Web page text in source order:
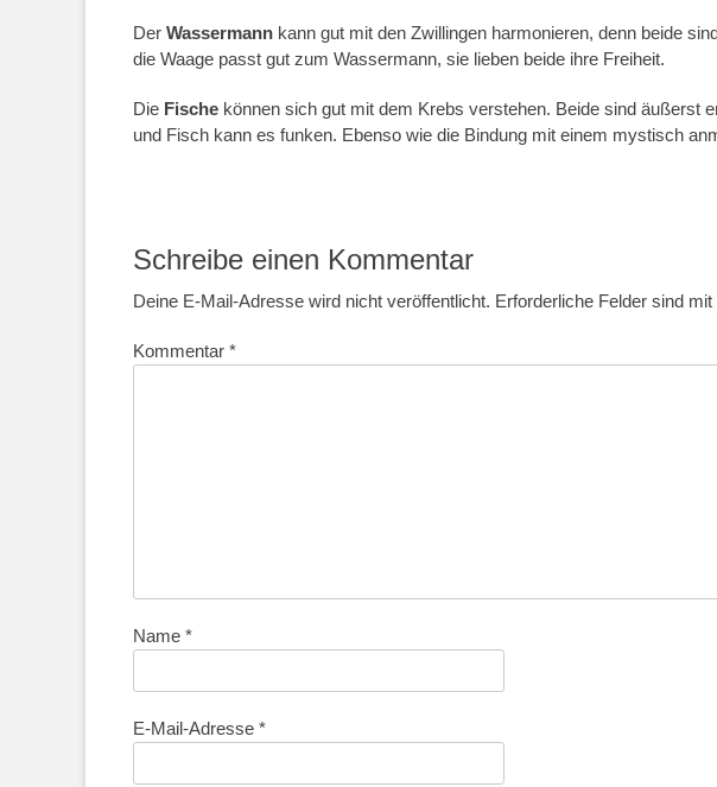
Der Wassermann kann gut mit den Zwillingen harmonieren, denn beide
die Waage passt gut zum Wassermann, sie lieben beide ihre Freiheit.
Die Fische können sich gut mit dem Krebs verstehen. Beide sind äußerst
und Fisch kann es funken. Ebenso wie die Bindung mit einem mystisch
Schreibe einen Kommentar
Deine E-Mail-Adresse wird nicht veröffentlicht. Erforderliche Felder sind mit
Kommentar *
Name *
E-Mail-Adresse *